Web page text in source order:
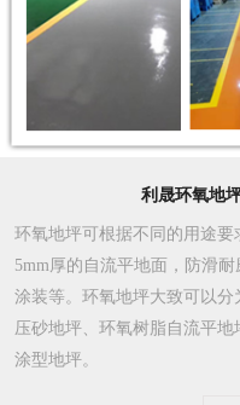
利晟环氧地
环氧地坪可根据不同的用途要
5mm厚的自流平地面，防滑
涂装等。环氧地坪大致可以
压砂地坪、环氧树脂自流平
涂型地坪。